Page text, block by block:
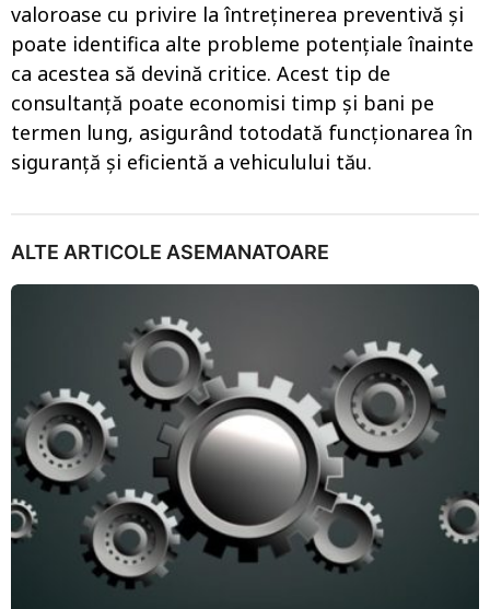
valoroase cu privire la întreținerea preventivă și
poate identifica alte probleme potențiale înainte
ca acestea să devină critice. Acest tip de
consultanță poate economisi timp și bani pe
termen lung, asigurând totodată funcționarea în
siguranță și eficientă a vehiculului tău.
ALTE ARTICOLE ASEMANATOARE